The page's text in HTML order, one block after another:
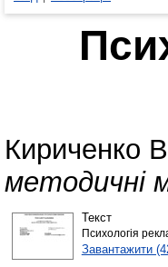
Кириченко
методичні
Текст
Психологія
Завантажити